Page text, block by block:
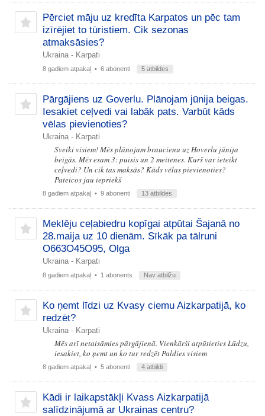
Pērciet māju uz kredīta Karpatos un pēc tam
izīrējiet to tūristiem. Cik sezonas
atmaksāsies?
Ukraina - Karpati
8 gadiem atpakaļ • 6 abonenti 5 atbildes
Pārgājiens uz Goverlu. Plānojam jūnija beigas.
Iesakiet ceļvedi vai labāk pats. Varbūt kāds
vēlas pievienoties?
Ukraina - Karpati
Sveiki visiem! Mēs plānojam braucienu uz Hoverlu jūnija
beigās. Mēs esam 3: puisis un 2 meitenes. Kurš var ieteikt
ceļvedi? Un cik tas maksās? Kāds vēlas pievienoties?
Pateicos jau iepriekš
8 gadiem atpakaļ • 9 abonenti 13 atbildes
Meklēju ceļabiedru kopīgai atpūtai Šajanā no
28.maija uz 10 dienām. Sīkāk pa tālruni
O663O45O95, Olga
Ukraina - Karpati
8 gadiem atpakaļ • 1 abonents Nav atbilžu
Ko ņemt līdzi uz Kvasy ciemu Aizkarpatijā, ko
redzēt?
Ukraina - Karpati
Mēs arī netaisāmies pārgājienā. Vienkārši atpūtieties Lūdzu,
iesakiet, ko ņemt un ko tur redzēt Paldies visiem
8 gadiem atpakaļ • 5 abonenti 4 atbildi
Kādi ir laikapstākļi Kvass Aizkarpatijā
salīdzinājumā ar Ukrainas centru?